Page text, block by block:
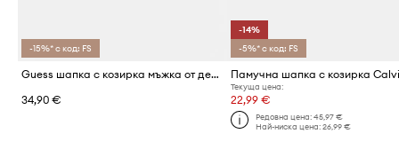
-15%* с код: FS
Guess шапка с козирка мъжка от деним BERLIN
34,90 €
-14%
-5%* с код: FS
Текуща цена:
22,99 €
Редовна цена: 45,97 €
Най-ниска цена: 26,99 €